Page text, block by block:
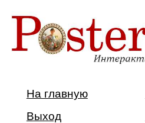
На главную
Выход